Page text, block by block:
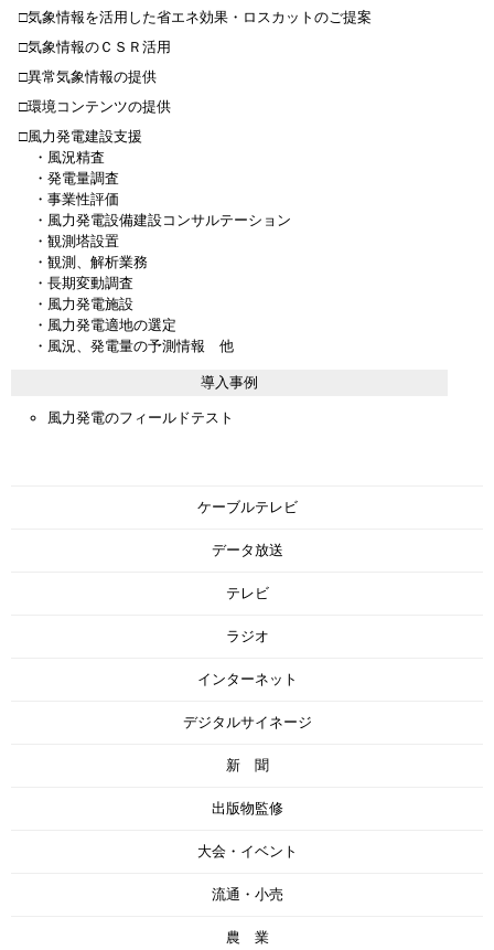
□気象情報を活用した省エネ効果・ロスカットのご提案
□気象情報のＣＳＲ活用
□異常気象情報の提供
□環境コンテンツの提供
□風力発電建設支援
・風況精査
・発電量調査
・事業性評価
・風力発電設備建設コンサルテーション
・観測塔設置
・観測、解析業務
・長期変動調査
・風力発電施設
・風力発電適地の選定
・風況、発電量の予測情報 他
導入事例
風力発電のフィールドテスト
ケーブルテレビ
データ放送
テレビ
ラジオ
インターネット
デジタルサイネージ
新 聞
出版物監修
大会・イベント
流通・小売
農 業